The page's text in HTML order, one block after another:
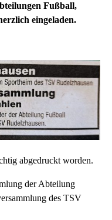
Fußball,
eingeladen.
abgedruckt worden.
der Abteilung
des TSV